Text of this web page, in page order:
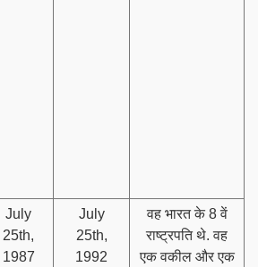
July
25th,
1987
July
25th,
1992
वह भारत के 8 वें
राष्ट्रपति थे. वह
एक वकील और एक